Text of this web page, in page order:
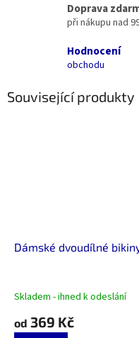
Doprava
při nákupu nad
Hodnocení
obchodu
Související produkty
Dámské dvoudílné
Skladem - ihned k odeslání
od 369 Kč